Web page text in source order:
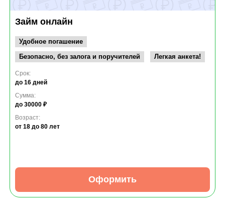
Займ онлайн
Удобное погашение
Безопасно, без залога и поручителей
Легкая анкета!
Срок:
до 16 дней
Сумма:
до 30000 ₽
Возраст:
от 18 до 80 лет
Оформить